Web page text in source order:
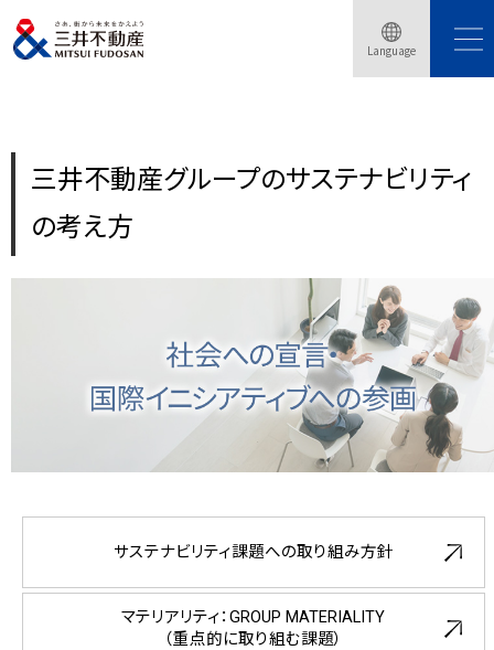
Language
トップページ
サステナビリティ
三井不動産グループのサステナビリティの考え方
社会への宣言・国際イニシアティブへの参画
三井不動産グループのサステナビリティ
の考え方
サステナビリティ課題への取り組み方針
マテリアリティ：GROUP MATERIALITY
（重点的に取り組む課題）